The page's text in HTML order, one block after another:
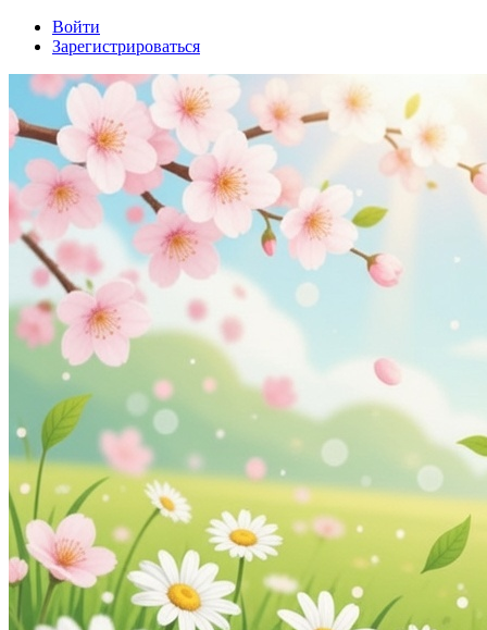
Войти
Зарегистрироваться